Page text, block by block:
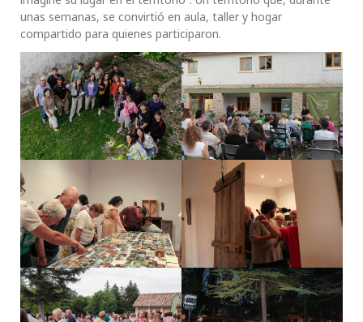
unas semanas, se convirtió en aula, taller y hogar
compartido para quienes participaron.